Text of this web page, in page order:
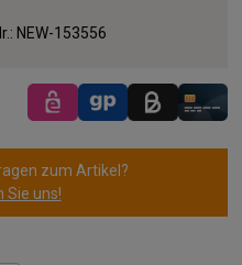
NEW-153556
zum Artikel?
Sie uns!